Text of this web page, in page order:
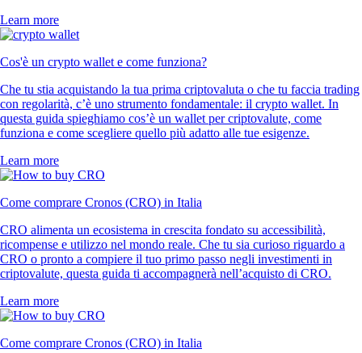
Learn more
Cos'è un crypto wallet e come funziona?
Che tu stia acquistando la tua prima criptovaluta o che tu faccia trading
con regolarità, c’è uno strumento fondamentale: il crypto wallet. In
questa guida spieghiamo cos’è un wallet per criptovalute, come
funziona e come scegliere quello più adatto alle tue esigenze.
Learn more
Come comprare Cronos (CRO) in Italia
CRO alimenta un ecosistema in crescita fondato su accessibilità,
ricompense e utilizzo nel mondo reale. Che tu sia curioso riguardo a
CRO o pronto a compiere il tuo primo passo negli investimenti in
criptovalute, questa guida ti accompagnerà nell’acquisto di CRO.
Learn more
Come comprare Cronos (CRO) in Italia